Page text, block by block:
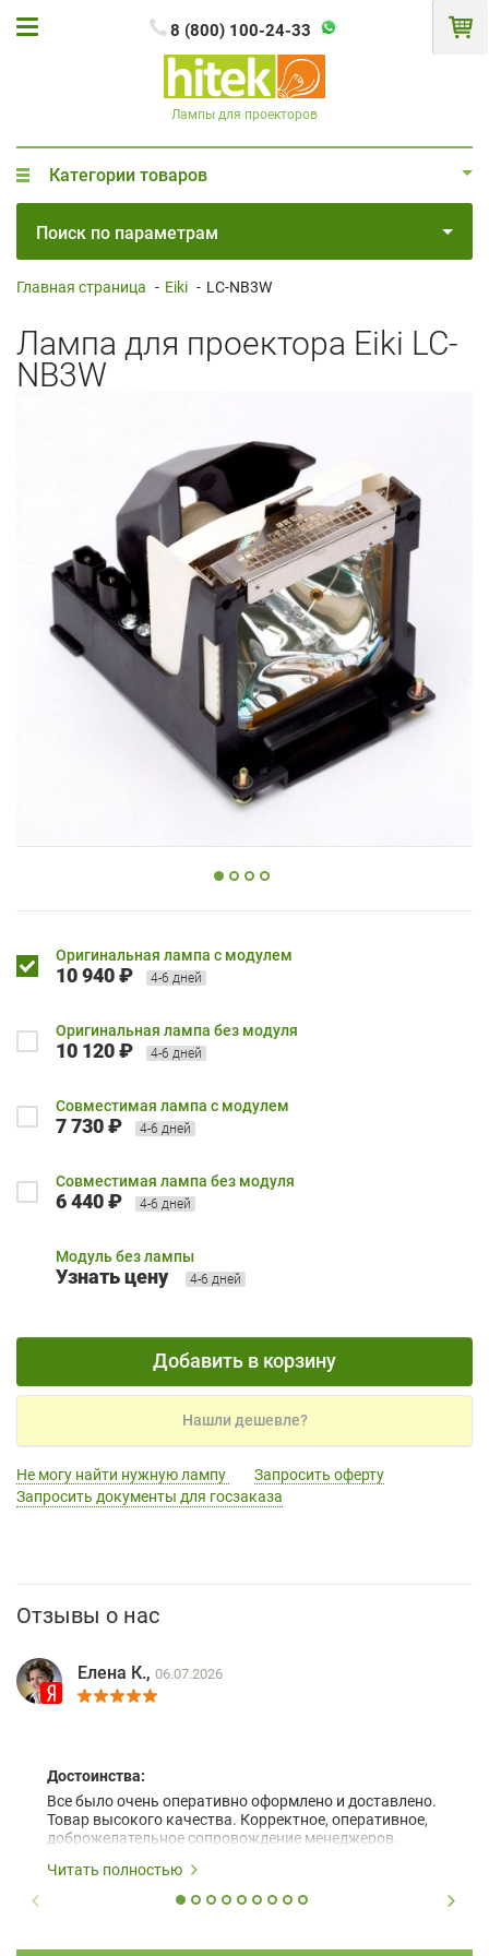
8 (800) 100-24-33
Лампы для проекторов
Категории товаров
Поиск по параметрам
Главная страница - Eiki - LC-NB3W
Лампа для проектора Eiki LC-
NB3W
Оригинальная лампа с модулем
10 940 ₽ 4-6 дней
Оригинальная лампа без модуля
10 120 ₽ 4-6 дней
Совместимая лампа с модулем
7 730 ₽ 4-6 дней
Совместимая лампа без модуля
6 440 ₽ 4-6 дней
Модуль без лампы
Узнать цену 4-6 дней
Добавить в корзину
Нашли дешевле?
Не могу найти нужную лампу
Запросить оферту
Запросить документы для госзаказа
Отзывы о нас
Елена К., 06.07.2026
Достоинства:
Все было очень оперативно оформлено и доставлено.
Товар высокого качества. Корректное, оперативное,
доброжелательное сопровождение менеджеров.
Читать полностью